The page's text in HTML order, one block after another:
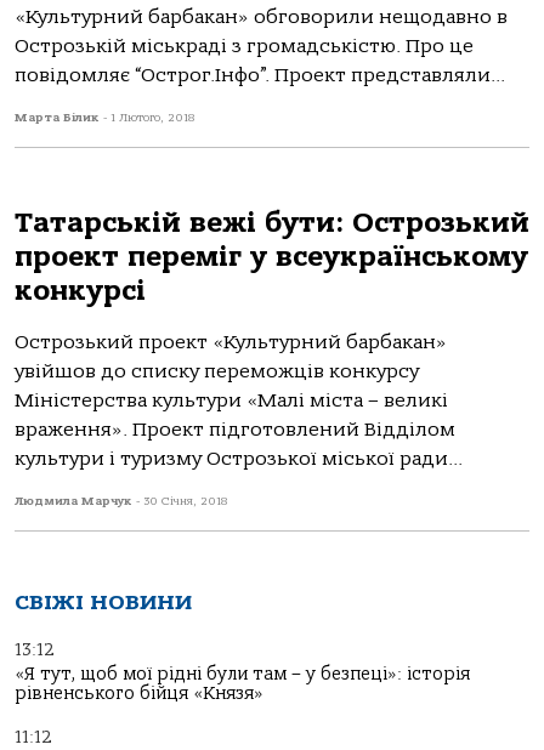
«Культурний барбакан» обговорили нещодавно в
Острозькій міськраді з громадськістю. Про це
повідомляє “Острог.Інфо”. Проект представляли...
Марта Білик - 1 Лютого, 2018
Татарській вежі бути: Острозький
проект переміг у всеукраїнському
конкурсі
Острозький проект «Культурний барбакан»
увійшов до списку переможців конкурсу
Міністерства культури «Малі міста – великі
враження». Проект підготовлений Відділом
культури і туризму Острозької міської ради...
Людмила Марчук - 30 Січня, 2018
СВІЖІ НОВИНИ
13:12
«Я тут, щоб мої рідні були там – у безпеці»: історія
рівненського бійця «Князя»
11:12